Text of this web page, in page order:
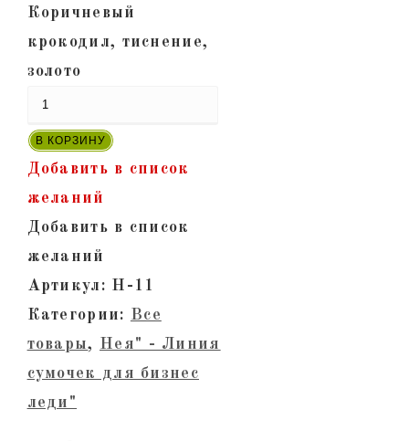
Коричневый
крокодил, тиснение,
золото
В КОРЗИНУ
Добавить в список
желаний
Добавить в список
желаний
Артикул:
Н-11
Категории:
Все
товары,
Нея" - Линия
сумочек для бизнес
леди"